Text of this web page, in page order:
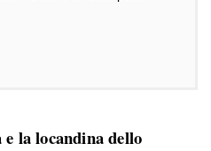
e la locandina dello